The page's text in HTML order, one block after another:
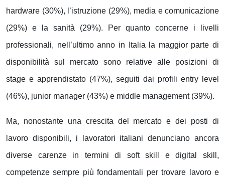
hardware (30%), l’istruzione (29%), media e comunicazione
(29%) e la sanità (29%). Per quanto concerne i livelli
professionali, nell’ultimo anno in Italia la maggior parte di
disponibilità sul mercato sono relative alle posizioni di
stage e apprendistato (47%), seguiti dai profili entry level
(46%), junior manager (43%) e middle management (39%).
Ma, nonostante una crescita del mercato e dei posti di
lavoro disponibili, i lavoratori italiani denunciano ancora
diverse carenze in termini di soft skill e digital skill,
competenze sempre più fondamentali per trovare lavoro e